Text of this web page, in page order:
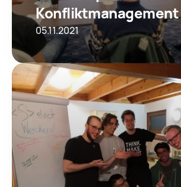
Konfliktmanagement
05.11.2021